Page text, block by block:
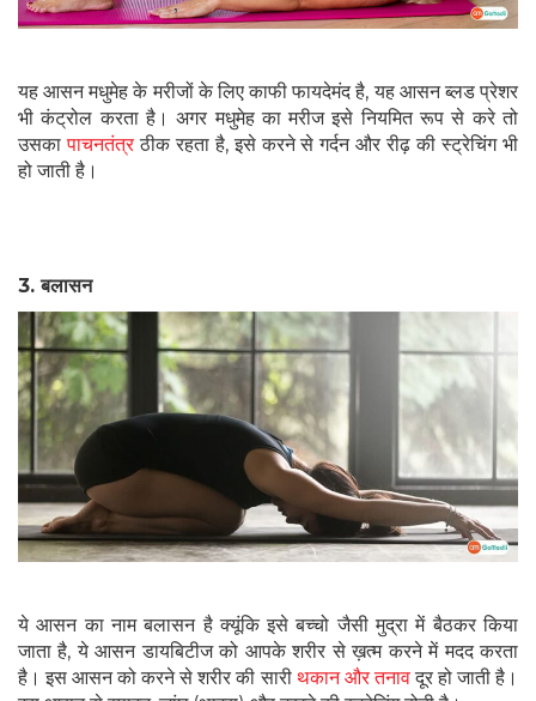
यह आसन मधुमेह के मरीजों के लिए काफी फायदेमंद है, यह आसन ब्लड प्रेशर
भी कंट्रोल करता है। अगर मधुमेह का मरीज इसे नियमित रूप से करे तो
उसकापाचनतंत्रठीक रहता है, इसे करने से गर्दन और रीढ़ की स्ट्रेचिंग भी
हो जाती है।
3.बलासन
ये आसन का नाम बलासन है क्यूंकि इसे बच्चो जैसी मुद्रा में बैठकर किया
जाता है, ये आसन डायबिटीज को आपके शरीर से ख़त्म करने में मदद करता
है। इस आसन को करने से शरीर की सारी थकान और तनावदूर हो जाती है।